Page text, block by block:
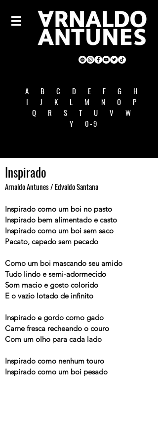
A B C D E F G
H
I
J K L M N O
P
Q
R S T U V
W
Y
0-9
Inspirado
Arnaldo Antunes / Edvaldo Santana
Inspirado como um boi no pasto
Inspirado bem alimentado e casto
Inspirado como um boi sem saco
Pacato, capado sem pecado
Como um boi mascando seu amido
Tudo lindo e semi-adormecido
Som macio e gosto colorido
E o vazio lotado de infinito
Inspirado e gordo como gado
Carne fresca recheando o couro
Com um olho para cada lado
Inspirado como nenhum touro
Inspirado como um boi pesado